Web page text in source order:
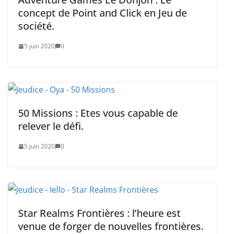
concept de Point and Click en Jeu de
société.
5 juin 2020 0
50 Missions : Etes vous capable de
relever le défi.
5 juin 2020 0
Star Realms Frontières : l’heure est
venue de forger de nouvelles frontières.